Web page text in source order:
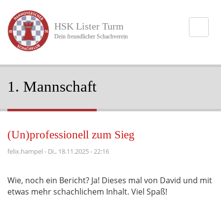
zum
Inhalt
HSK Lister Turm
Dein freundlicher Schachverein
1. Mannschaft
(Un)professionell zum Sieg
felix.hampel - Di., 18.11.2025 - 22:16
Wie, noch ein Bericht? Ja! Dieses mal von David und mit
etwas mehr schachlichem Inhalt. Viel Spaß!